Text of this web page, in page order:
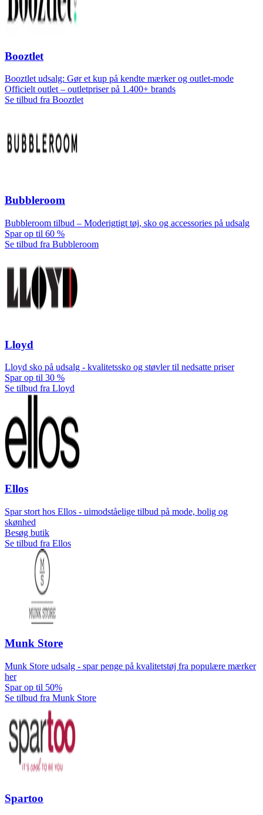
Booztlet
Booztlet udsalg: Gør et kup på kendte mærker og outlet-mode
Officielt outlet – outletpriser på 1.400+ brands
Se tilbud fra Booztlet
Bubbleroom
Bubbleroom tilbud – Moderigtigt tøj, sko og accessories på udsalg
Spar op til 60 %
Se tilbud fra Bubbleroom
Lloyd
Lloyd sko på udsalg - kvalitetssko og støvler til nedsatte priser
Spar op til 30 %
Se tilbud fra Lloyd
Ellos
Spar stort hos Ellos - uimodståelige tilbud på mode, bolig og
skønhed
Besøg butik
Se tilbud fra Ellos
Munk Store
Munk Store udsalg - spar penge på kvalitetstøj fra populære mærker
her
Spar op til 50%
Se tilbud fra Munk Store
Spartoo